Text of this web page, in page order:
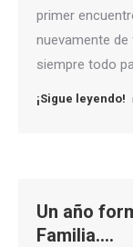
primer
nuevamente
siempre todo
¡Sigue leyendo!
Un año
Familia….